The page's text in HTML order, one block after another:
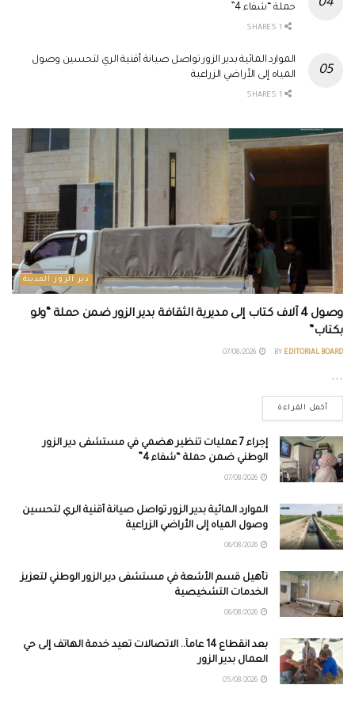
حملة “شفاء 4”
الموارد المائية بدير الزور تواصل صيانة أقنية الري لتحسين وصول
المياه إلى الأراضي الزراعية
دير الزور المدينة
وصول 4 آلاف كتاب إلى مديرية الثقافة بدير الزور ضمن حملة “ولو
بكتاب”
BY EDITORIAL BOARD
...
أكمل القراءة
إجراء 7 عمليات تنظير هضمي في مستشفى دير الزور
الوطني ضمن حملة “شفاء 4”
الموارد المائية بدير الزور تواصل صيانة أقنية الري لتحسين
وصول المياه إلى الأراضي الزراعية
تأهيل قسم الأشعة في مستشفى دير الزور الوطني لتعزيز
الخدمات التشخيصية
بعد انقطاع 14 عاماً.. الاتصالات تعيد خدمة الهاتف إلى حي
العمال بدير الزور